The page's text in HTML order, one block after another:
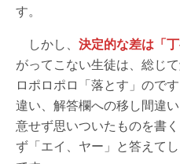
す。
しかし、 決定的な差は「丁
がってこない生徒は、総じ
ロポロポロ「落とす」ので
違い、解答欄への移し間違
意せず思いついたものを書
ず「エイ、ヤー」と答えて